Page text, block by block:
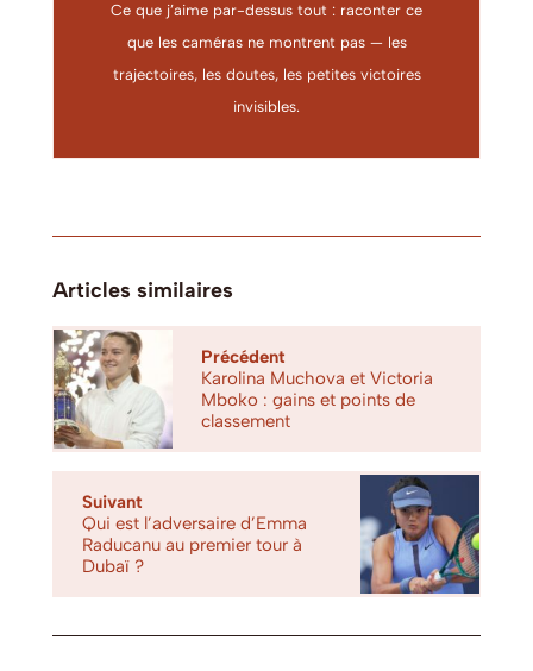
Ce que j’aime par-dessus tout : raconter ce
que les caméras ne montrent pas — les
trajectoires, les doutes, les petites victoires
invisibles.
Articles similaires
Précédent
Karolina Muchova et Victoria
Mboko : gains et points de
classement
Suivant
Qui est l’adversaire d’Emma
Raducanu au premier tour à
Dubaï ?